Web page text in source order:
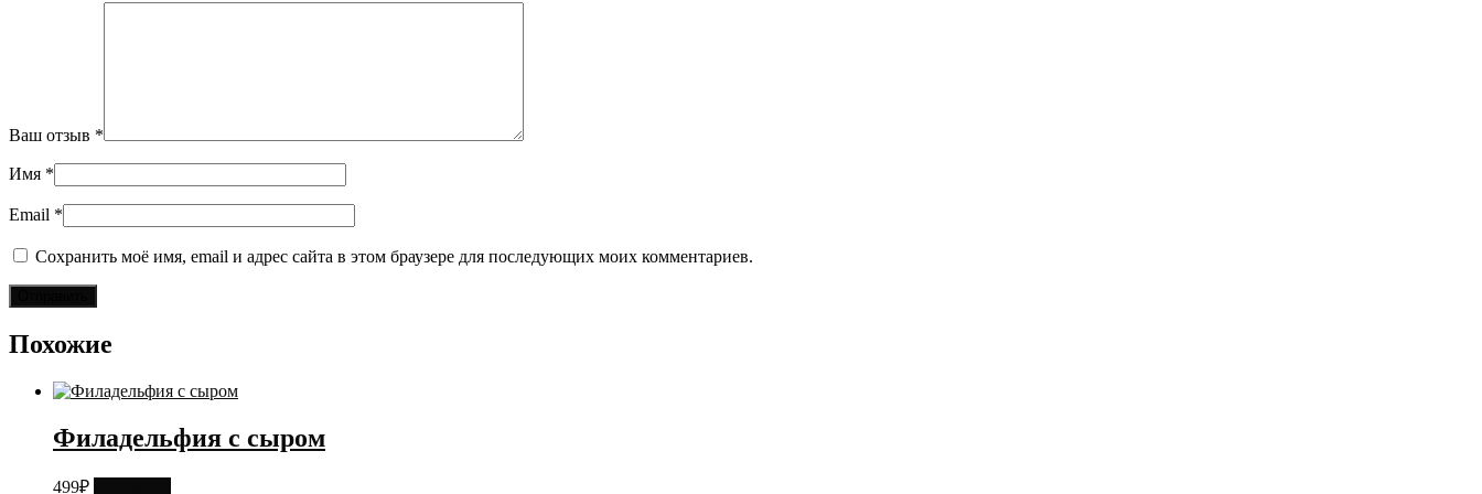
Ваш отзыв *
Имя *
Email *
Сохранить моё имя, email и адрес сайта в этом браузере для последующих моих комментариев.
Похожие
Филадельфия с сыром
499₽